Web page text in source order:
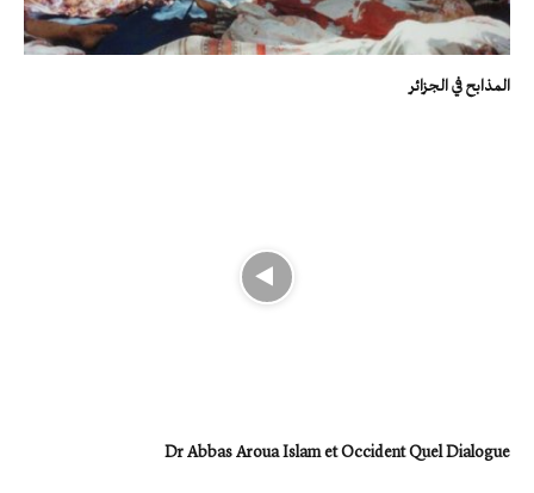
المذابح في الجزائر
Dr Abbas Aroua Islam et Occident Quel Dialogue